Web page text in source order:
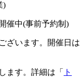
)
催中(事前予約制)
ざいます。開催日は
ます。詳細は「
ト